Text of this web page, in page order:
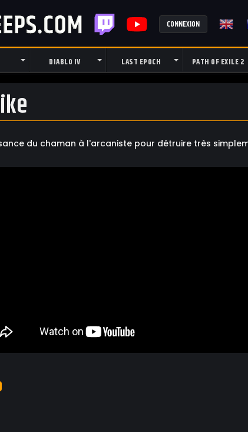
CONNEXION
DIABLO IV LAST EPOCH PATH OF EXILE 2
du chaman à l'arcaniste pour détruire très